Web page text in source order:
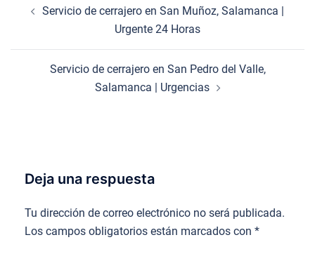
Servicio de cerrajero en San Muñoz, Salamanca |
Urgente 24 Horas
Servicio de cerrajero en San Pedro del Valle,
Salamanca | Urgencias
Deja una respuesta
Tu dirección de correo electrónico no será publicada.
Los campos obligatorios están marcados con *